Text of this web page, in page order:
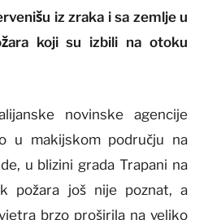
iz zraka i sa zemlje u
koji su izbili na otoku
novinske agencije
u makijskom području na
u blizini grada Trapani na
požara još nije poznat, a
brzo proširila na veliko